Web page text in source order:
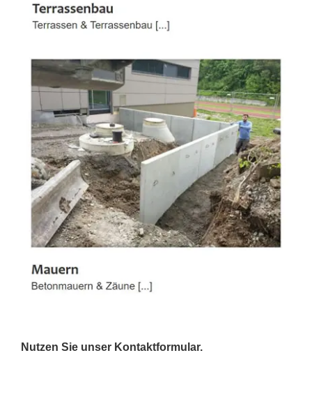
Nutzen Sie unser Kontaktformular.